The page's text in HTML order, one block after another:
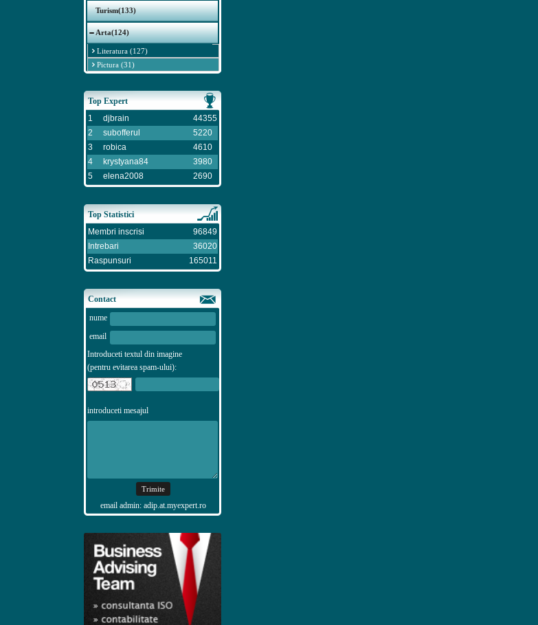
Turism(133)
Arta(124)
Literatura (127)
Pictura (31)
Top Expert
1
djbrain
44355
2
subofferul
5220
3
robica
4610
4
krystyana84
3980
5
elena2008 2690
Top Statistici
Membri inscrisi
96849
Intrebari
36020
Raspunsuri
165011
Contact
nume
email
Introduceti textul din imagine
(pentru evitarea spam-ului):
introduceti mesajul
email admin: adip.at.myexpert.ro